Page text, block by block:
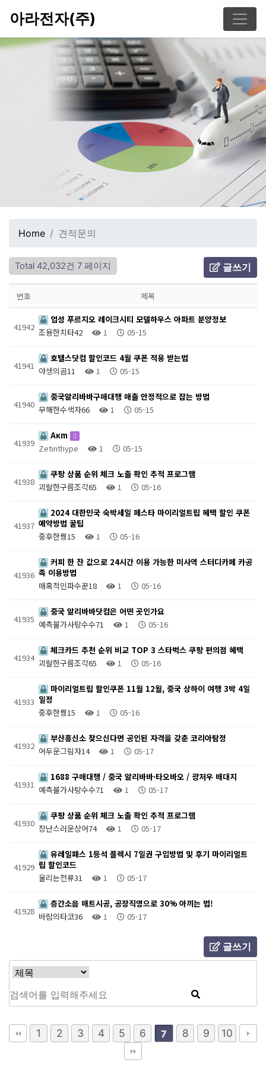
아라전자(주)
Home 견적문의
Total 42,032건 7 페이지 글쓰기
번호 제목
41942
업성 푸르지오 레이크시티 모델하우스 아파트 분양정보
조용한치타42
1 05-15
41941
호텔스닷컴 할인코드 4월 쿠폰 적용 받는법
야생의곰11
1 05-15
41940
중국알리바바구매대행 매출 안정적으로 잡는 방법
무해한수색자66
1 05-15
41939
Акm
Zetinthype
1 05-15
41938
쿠팡 상품 순위 체크 노출 확인 추적 프로그램
괴랄한구름조각65
1 05-16
41937
2024 대한민국 숙박세일 페스타 마이리얼트립 혜택 할인 쿠폰
예약방법 꿀팁
중후한꿩15
1 05-16
41936
커피 한 잔 값으로 24시간 이용 가능한 미사역 스터디카페 카공
족 이용방법
매혹적인파수꾼18
1 05-16
41935
중국 알리바바닷컴은 어떤 곳인가요
예측불가사탕수수71
1 05-16
41934
체크카드 추천 순위 비교 TOP 3 스타벅스 쿠팡 편의점 혜택
괴랄한구름조각65
1 05-16
41933
마이리얼트립 할인쿠폰 11월 12월, 중국 상하이 여행 3박 4일
일정
중후한꿩15
1 05-16
41932
부산흥신소 찾으신다면 공인된 자격을 갖춘 코리아탐정
어두운그림자14
1 05-17
41931
1688 구매대행 / 중국 알리바바·타오바오 / 광저우 배대지
예측불가사탕수수71
1 05-17
41930
쿠팡 상품 순위 체크 노출 확인 추적 프로그램
장난스러운상어74
1 05-17
41929
유레일패스 1등석 플렉시 7일권 구입방법 및 후기 마이리얼트
립 할인코드
울리는전류31
1 05-17
41928
층간소음 매트시공, 공장직영으로 30% 아끼는 법!
바람의타코36
1 05-17
글쓰기
1 2 3 4 5 6 7 8 9 10